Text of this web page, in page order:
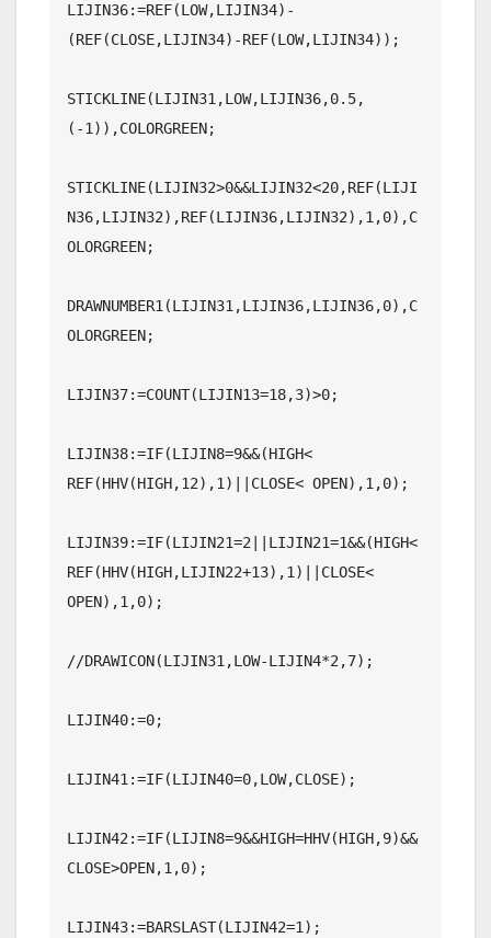
LIJIN36:=REF(LOW,LIJIN34)-
(REF(CLOSE,LIJIN34)-REF(LOW,LIJIN34));
STICKLINE(LIJIN31,LOW,LIJIN36,0.5,
(-1)),COLORGREEN;
STICKLINE(LIJIN32>0&&LIJIN32<20,REF(LIJI
N36,LIJIN32),REF(LIJIN36,LIJIN32),1,0),C
OLORGREEN;
DRAWNUMBER1(LIJIN31,LIJIN36,LIJIN36,0),C
OLORGREEN;
LIJIN37:=COUNT(LIJIN13=18,3)>0;
LIJIN38:=IF(LIJIN8=9&&(HIGH<
REF(HHV(HIGH,12),1)||CLOSE< OPEN),1,0);
LIJIN39:=IF(LIJIN21=2||LIJIN21=1&&(HIGH<
REF(HHV(HIGH,LIJIN22+13),1)||CLOSE<
OPEN),1,0);
//DRAWICON(LIJIN31,LOW-LIJIN4*2,7);
LIJIN40:=0;
LIJIN41:=IF(LIJIN40=0,LOW,CLOSE);
LIJIN42:=IF(LIJIN8=9&&HIGH=HHV(HIGH,9)&&
CLOSE>OPEN,1,0);
LIJIN43:=BARSLAST(LIJIN42=1);